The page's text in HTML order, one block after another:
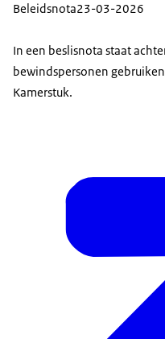
Beleidsnota23-03-2026
In een beslisnota staat
bewindspersonen
Kamerstuk.